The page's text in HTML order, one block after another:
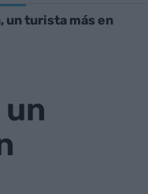
un turista más en